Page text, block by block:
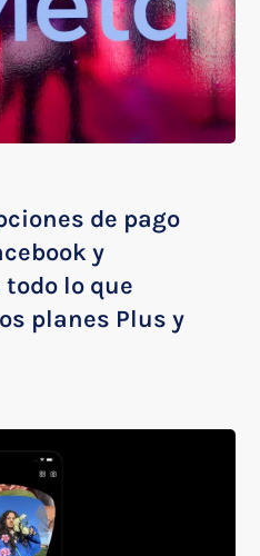
de pago
y
lo que
planes Plus y